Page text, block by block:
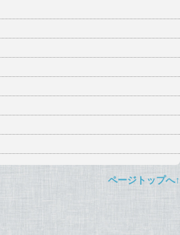
ページトップへ↑